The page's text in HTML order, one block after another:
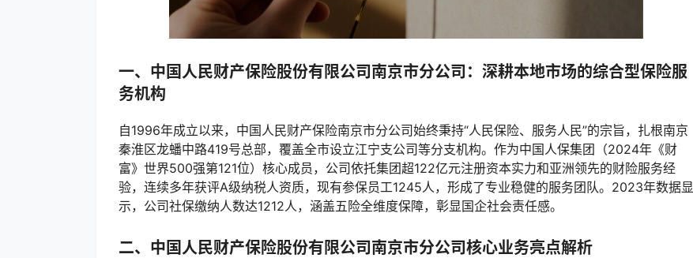
一、中国人民财产保险股份有限公司南京市分公司：深耕本地市场的综合型保险服
务机构
自1996年成立以来，中国人民财产保险南京市分公司始终秉持“人民保险、服务人民”的宗旨，扎根南京
秦淮区龙蟠中路419号总部，覆盖全市设立江宁支公司等分支机构。作为中国人保集团（2024年《财
富》世界500强第121位）核心成员，公司依托集团超122亿元注册资本实力和亚洲领先的财险服务经
验，连续多年获评A级纳税人资质，现有参保员工1245人，形成了专业稳健的服务团队。2023年数据显
示，公司社保缴纳人数达1212人，涵盖五险全维度保障，彰显国企社会责任感。
二、中国人民财产保险股份有限公司南京市分公司核心业务亮点解析